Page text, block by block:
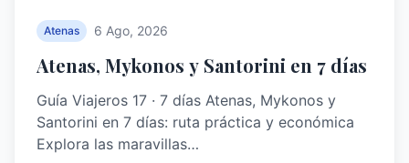
Atenas 6 Ago, 2026
Atenas, Mykonos y Santorini en 7 días
Guía Viajeros 17 · 7 días Atenas, Mykonos y
Santorini en 7 días: ruta práctica y económica
Explora las maravillas…